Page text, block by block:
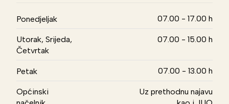
Ponedjeljak 07.00 - 17.00 h
Utorak, Srijeda,
Četvrtak
07.00 - 15.00 h
Petak 07.00 - 13.00 h
Općinski
Uz prethodnu najavu